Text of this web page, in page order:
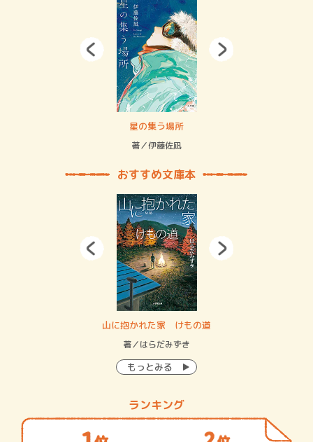
星の集う場所
著／伊藤佐凪
おすすめ文庫本
山に抱かれた家 けもの道
著／はらだみずき
もっとみる
ランキング